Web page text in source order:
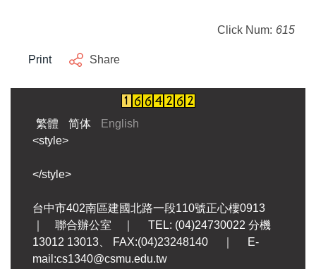
Click Num: 615
Print Share
繁體 简体
English
<style>
</style>
台中市402南區建國北路一段110號正心樓0913
｜ 聯合辦公室 ｜ TEL: (04)24730022 分機
13012 13013、 FAX:(04)23248140 ｜ E-
mail:cs1340@csmu.edu.tw